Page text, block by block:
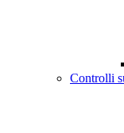
Controlli